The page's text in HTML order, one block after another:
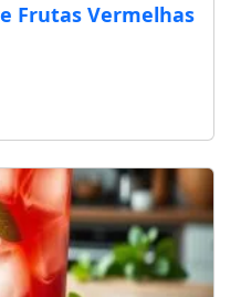
Frutas Vermelhas